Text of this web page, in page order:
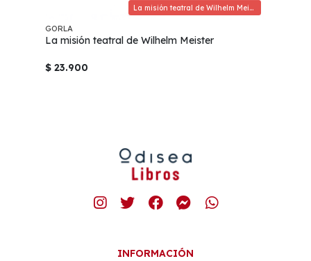
La misión teatral de Wilhelm Meister
GORLA
La misión teatral de Wilhelm Meister
$ 23.900
INFORMACIÓN